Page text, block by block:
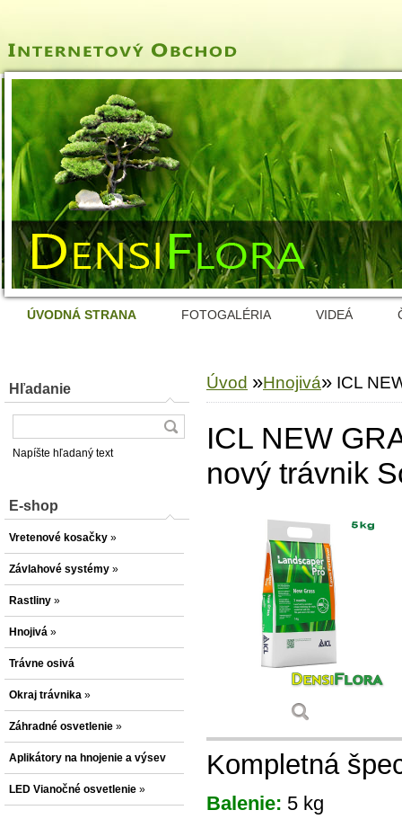
ÚVODNÁ STRANA FOTOGALÉRIA VIDEÁ
Hľadanie
Napíšte hľadaný text
E-shop
Vretenové kosačky »
Závlahové systémy »
Rastliny »
Hnojivá »
Trávne osivá
Okraj trávnika »
Záhradné osvetlenie »
Aplikátory na hnojenie a výsev
LED Vianočné osvetlenie »
Úvod »Hnojivá» ICL
ICL NEW
nový trávnik
Kompletná
Balenie: 5 kg